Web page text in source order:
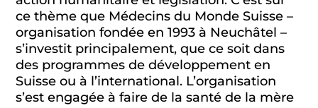
ce thème que Médecins du Monde Suisse –
organisation fondée en 1993 à Neuchâtel –
s’investit principalement, que ce soit dans
des programmes de développement en
Suisse ou à l’international. L’organisation
s’est engagée à faire de la santé de la mère